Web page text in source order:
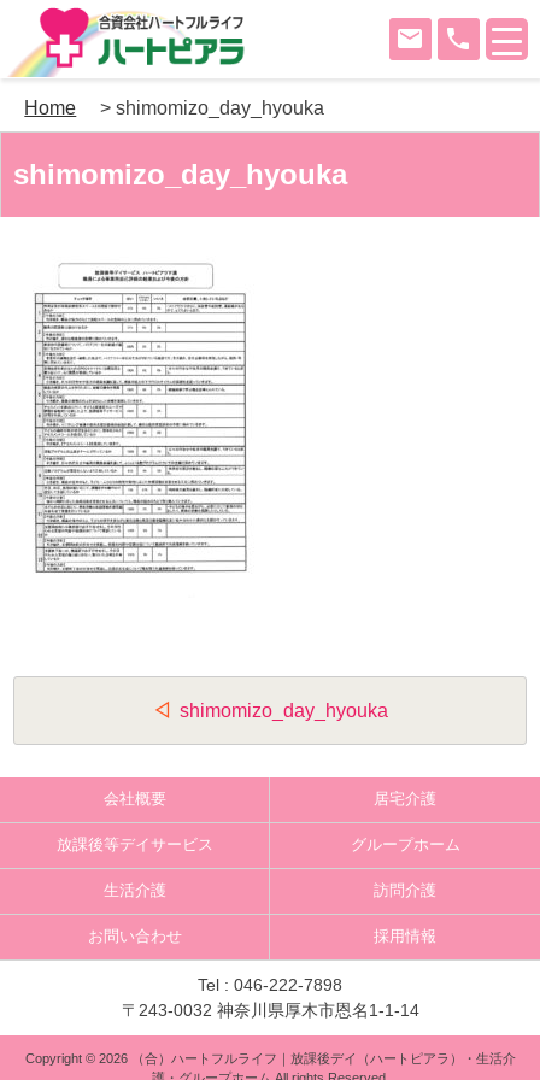
Skip
phone
mail
Home >shimomizo_day_hyouka
shimomizo_day_hyouka
稿
ナ
ビ
ゲ
ン
shimomizo_day_hyouka
会社概要 居宅介護
放課後等デイサービス グループホーム
生活介護 訪問介護
お問い合わせ 採用情報
Tel : 046-222-7898
〒243-0032 神奈川県厚木市恩名1-1-14
Copyright © 2026 （合）ハートフルライフ｜放課後デイ（ハートピアラ）・生活介